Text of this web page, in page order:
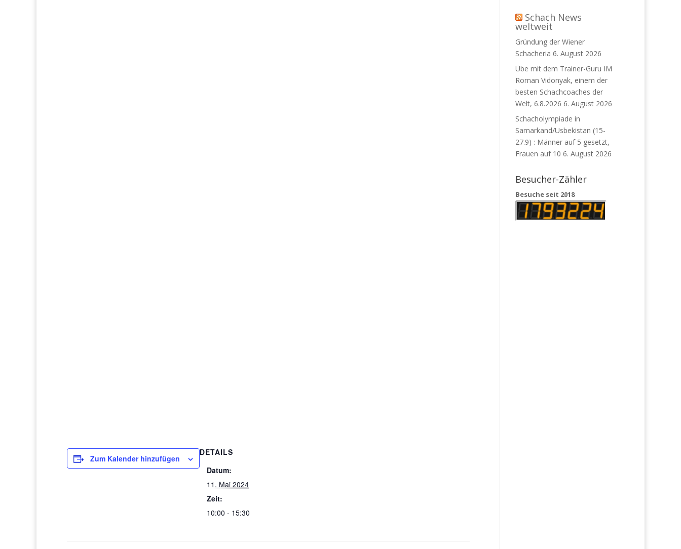
Zum Kalender hinzufügen
DETAILS
Datum:
11. Mai 2024
Zeit:
10:00 - 15:30
Schach News
weltweit
Gründung der Wiener
Schacheria 6. August 2026
Übe mit dem Trainer-Guru IM
Roman Vidonyak, einem der
besten Schachcoaches der
Welt, 6.8.2026 6. August 2026
Schacholympiade in
Samarkand/Usbekistan (15-
27.9) : Männer auf 5 gesetzt,
Frauen auf 10 6. August 2026
Besucher-Zähler
Besuche seit 2018